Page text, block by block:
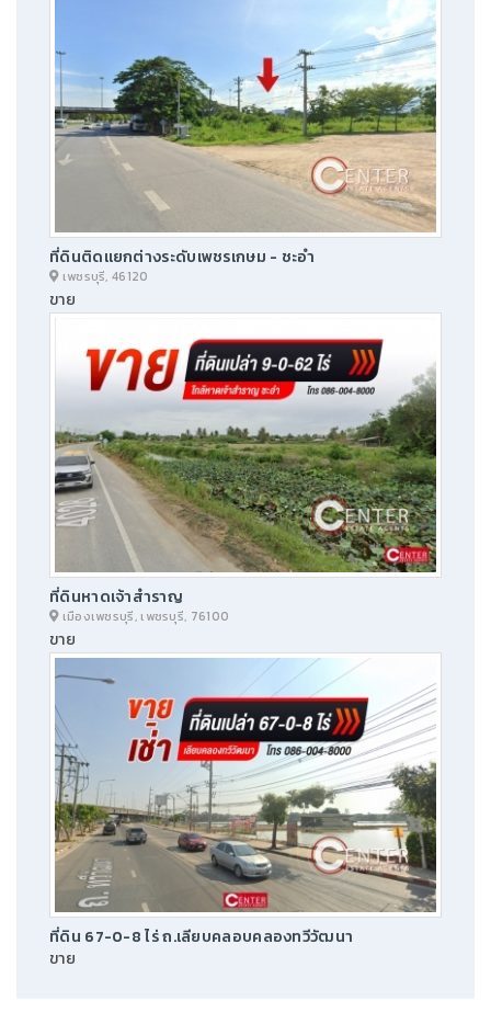
ที่ดินติดแยกต่างระดับเพชรเกษม - ชะอำ
เพชรบุรี, 46120
ขาย
ที่ดินหาดเจ้าสำราญ
เมืองเพชรบุรี, เพชรบุรี, 76100
ขาย
ที่ดิน 67-0-8 ไร่ ถ.เลียบคลอบคลองทวีวัฒนา
ขาย